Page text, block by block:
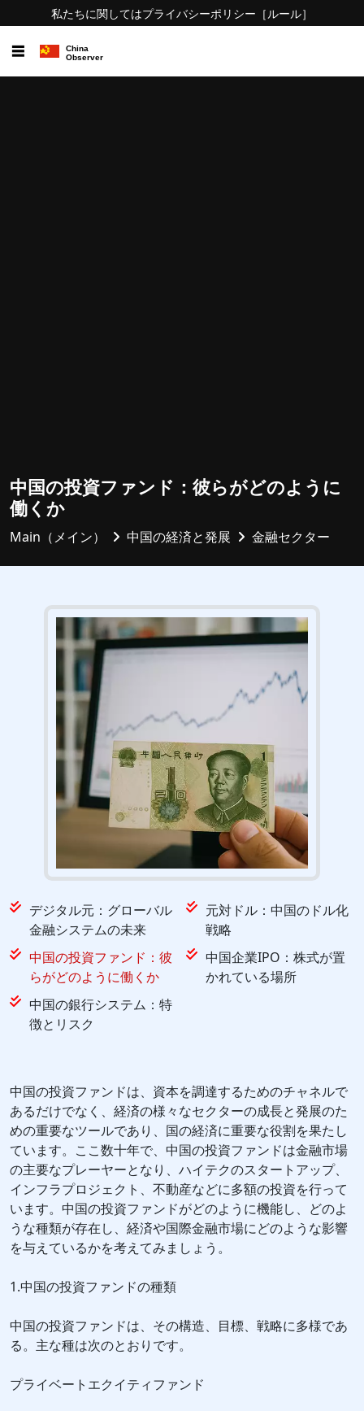
私たちに関してはプライバシーポリシー ［ルール］
☰
中国の投資ファンド：彼らがどのように
働くか
Main（メイン） 中国の経済と発展 金融セクター
デジタル元：グローバル
金融システムの未来
元対ドル：中国のドル化
戦略
中国の投資ファンド：彼
らがどのように働くか
中国企業IPO：株式が置
かれている場所
中国の銀行システム：特
徴とリスク
中国の投資ファンドは、資本を調達するためのチャネルで
あるだけでなく、経済の様々なセクターの成長と発展のた
めの重要なツールであり、国の経済に重要な役割を果たし
ています。ここ数十年で、中国の投資ファンドは金融市場
の主要なプレーヤーとなり、ハイテクのスタートアップ、
インフラプロジェクト、不動産などに多額の投資を行って
います。中国の投資ファンドがどのように機能し、どのよ
うな種類が存在し、経済や国際金融市場にどのような影響
を与えているかを考えてみましょう。
1.中国の投資ファンドの種類
中国の投資ファンドは、その構造、目標、戦略に多様であ
る。主な種は次のとおりです。
プライベートエクイティファンド